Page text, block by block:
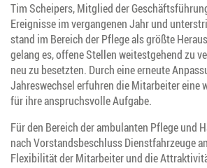
Tim Schei­pers, Mit­glied der
Ereig­nis­se im ver­gan­ge­nen Jahr und
stand im Bereich der Pfle­ge als größ­te
gelang es, offe­ne Stel­len wei­test­ge­hend zu
neu zu besetz­ten. Durch eine erneu­te
Jah­res­wech­sel erfuh­ren die Mit­ar­bei­ter eine
für ihre anspruchs­vol­le Aufgabe.
Für den Bereich der ambu­lan­ten Pfle­ge und
nach Vor­stands­be­schluss Dienst­fahr­zeu­ge
Fle­xi­bi­li­tät der Mit­ar­bei­ter und die